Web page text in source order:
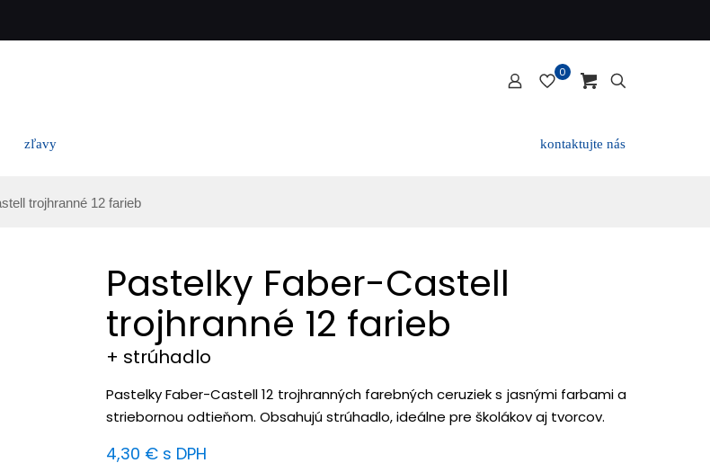
0
zľavy kontaktujte nás
trojhranné 12 farieb
Pastelky Faber-Castell
trojhranné 12 farieb
+ strúhadlo
Pastelky Faber-Castell 12 trojhranných farebných ceruziek s jasnými farbami a
striebornou odtieňom. Obsahujú strúhadlo, ideálne pre školákov aj tvorcov.
4,30 € s DPH